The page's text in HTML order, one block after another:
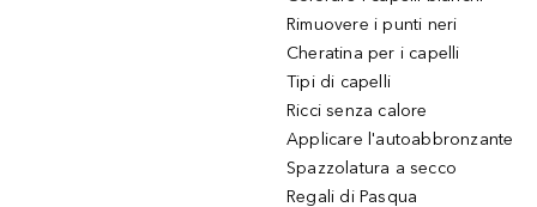
Rimuovere i punti neri
Cheratina per i capelli
Tipi di capelli
Ricci senza calore
Applicare l'autoabbronzante
Spazzolatura a secco
Regali di Pasqua